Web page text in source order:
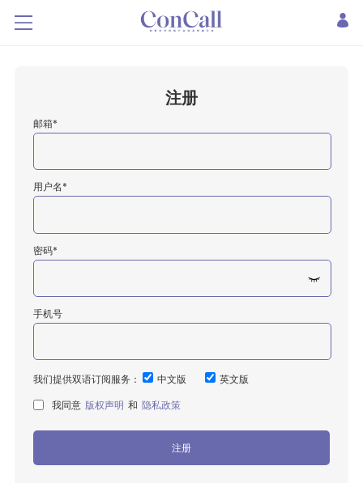
注册
邮箱*
用户名*
密码*
手机号
我们提供双语订阅服务： 中文版
英文版
我同意 版权声明 和 隐私政策
注册